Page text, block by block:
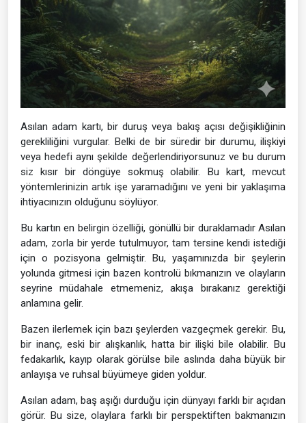
Asılan adam kartı, bir duruş veya bakış açısı değişikliğinin
gerekliliğini vurgular. Belki de bir süredir bir durumu, ilişkiyi
veya hedefi aynı şekilde değerlendiriyorsunuz ve bu durum
siz kısır bir döngüye sokmuş olabilir. Bu kart, mevcut
yöntemlerinizin artık işe yaramadığını ve yeni bir yaklaşıma
ihtiyacınızın olduğunu söylüyor.
Bu kartın en belirgin özelliği, gönüllü bir duraklamadır Asılan
adam, zorla bir yerde tutulmuyor, tam tersine kendi istediği
için o pozisyona gelmiştir. Bu, yaşamınızda bir şeylerin
yolunda gitmesi için bazen kontrolü bıkmanızın ve olayların
seyrine müdahale etmemeniz, akışa bırakanız gerektiği
anlamına gelir.
Bazen ilerlemek için bazı şeylerden vazgeçmek gerekir. Bu,
bir inanç, eski bir alışkanlık, hatta bir ilişki bile olabilir. Bu
fedakarlık, kayıp olarak görülse bile aslında daha büyük bir
anlayışa ve ruhsal büyümeye giden yoldur.
Asılan adam, baş aşığı durduğu için dünyayı farklı bir açıdan
görür. Bu size, olaylara farklı bir perspektiften bakmanızın